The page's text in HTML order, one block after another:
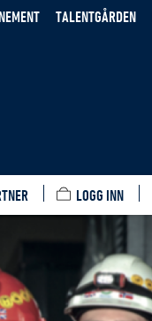
TALENTGÅRDEN
LOGG INN